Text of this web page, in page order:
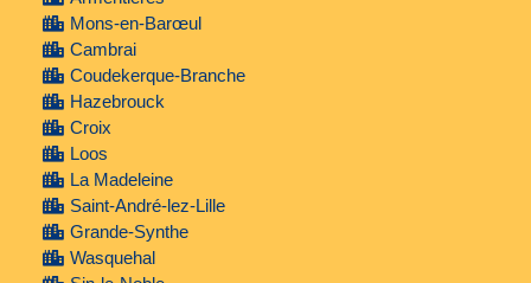
Mons-en-Barœul
Cambrai
Coudekerque-Branche
Hazebrouck
Croix
Loos
La Madeleine
Saint-André-lez-Lille
Grande-Synthe
Wasquehal